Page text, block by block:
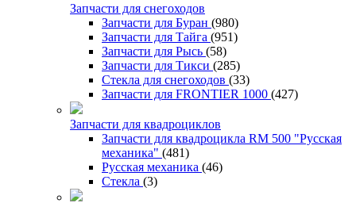
Запчасти для снегоходов
Запчасти для Буран (980)
Запчасти для Тайга (951)
Запчасти для Рысь (58)
Запчасти для Тикси (285)
Стекла для снегоходов (33)
Запчасти для FRONTIER 1000 (427)
Запчасти для квадроциклов
Запчасти для квадроцикла RM 500 "Русская
механика" (481)
Русская механика (46)
Стекла (3)